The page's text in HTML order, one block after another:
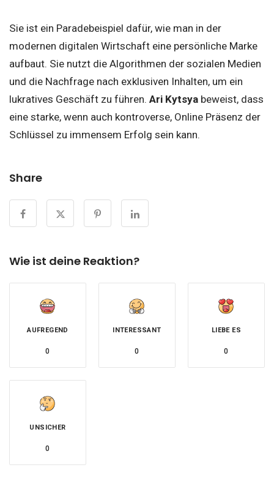
Sie ist ein Paradebeispiel dafür, wie man in der
modernen digitalen Wirtschaft eine persönliche Marke
aufbaut. Sie nutzt die Algorithmen der sozialen Medien
und die Nachfrage nach exklusiven Inhalten, um ein
lukratives Geschäft zu führen. Ari Kytsya beweist, dass
eine starke, wenn auch kontroverse, Online Präsenz der
Schlüssel zu immensem Erfolg sein kann.
Share
Wie ist deine Reaktion?
AUFREGEND
0
INTERESSANT
0
LIEBE ES
0
UNSICHER
0